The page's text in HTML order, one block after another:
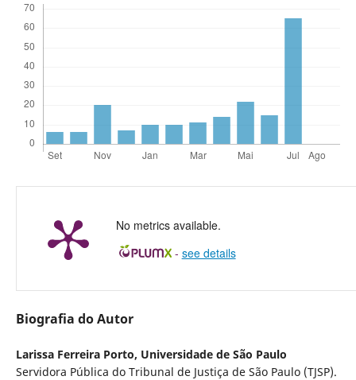
No metrics available.
- see details
Biografia do Autor
Larissa Ferreira Porto, Universidade de São Paulo
Servidora Pública do Tribunal de Justiça de São Paulo (TJSP).